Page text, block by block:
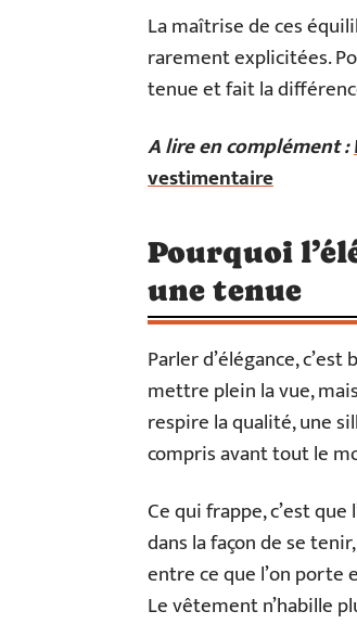
La maîtrise de ces
rarement explicitées.
tenue et fait la
A lire en complément :
vestimentaire
Pourquoi
une tenue
Parler d’élégance,
mettre plein la vue,
respire la qualité, une
compris avant tout le
Ce qui frappe, c’est
dans la façon de se
entre ce que l’on porte
Le vêtement n’habille